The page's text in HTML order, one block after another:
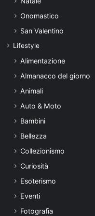
Onomastico
San Valentino
Lifestyle
Alimentazione
Almanacco del giorno
Animali
Auto & Moto
Bambini
Bellezza
Collezionismo
Curiosità
Esoterismo
Eventi
Fotografia